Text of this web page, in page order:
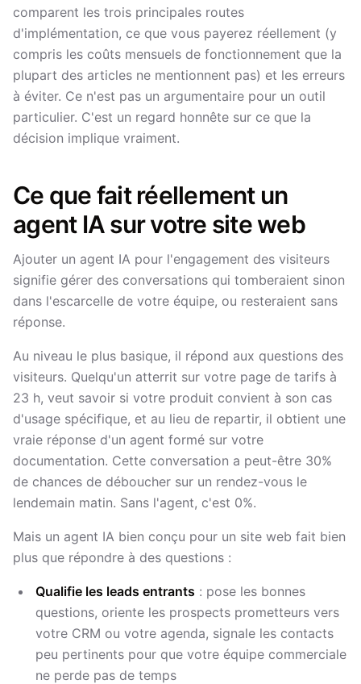
comparent les trois principales routes
d'implémentation, ce que vous payerez réellement (y
compris les coûts mensuels de fonctionnement que la
plupart des articles ne mentionnent pas) et les erreurs
à éviter. Ce n'est pas un argumentaire pour un outil
particulier. C'est un regard honnête sur ce que la
décision implique vraiment.
Ce que fait réellement un
agent IA sur votre site web
Ajouter un agent IA pour l'engagement des visiteurs
signifie gérer des conversations qui tomberaient sinon
dans l'escarcelle de votre équipe, ou resteraient sans
réponse.
Au niveau le plus basique, il répond aux questions des
visiteurs. Quelqu'un atterrit sur votre page de tarifs à
23 h, veut savoir si votre produit convient à son cas
d'usage spécifique, et au lieu de repartir, il obtient une
vraie réponse d'un agent formé sur votre
documentation. Cette conversation a peut-être 30%
de chances de déboucher sur un rendez-vous le
lendemain matin. Sans l'agent, c'est 0%.
Mais un agent IA bien conçu pour un site web fait bien
plus que répondre à des questions :
Qualifie les leads entrants : pose les bonnes
questions, oriente les prospects prometteurs vers
votre CRM ou votre agenda, signale les contacts
peu pertinents pour que votre équipe commerciale
ne perde pas de temps